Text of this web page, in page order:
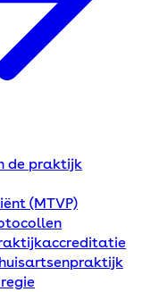
de praktijk
(MTVP)